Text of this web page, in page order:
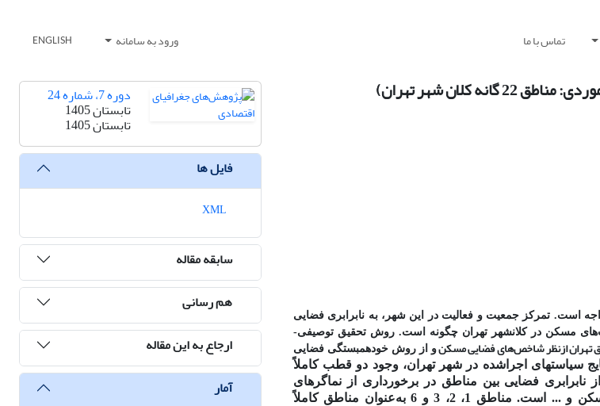
تماس با ما ورود به سامانه ENGLISH
شهر تهران)
است. تمرکز جمعیت و فعالیت‌ در این شهر، به نابرابری فضایی
مسکن در کلان­شهر تهران چگونه است. روش تحقیق توصیفی-
تهران ازنظر شاخص‌های فضایی مسکنو از روش خودهمبستگی فضایی
سیاست­های اجراشده در شهر تهران، وجود دو قطب کاملاً
از نابرابری فضایی بین مناطق در برخورداری
از نماگرهای
و ... است.
مناطق 1، 2، 3 و 6 به‌عنوان مناطق کاملاً
دوره 7، شماره 24
تابستان 1405
تابستان 1405
فایل ها
سابقه مقاله
هم رسانی
ارجاع به این مقاله
آمار